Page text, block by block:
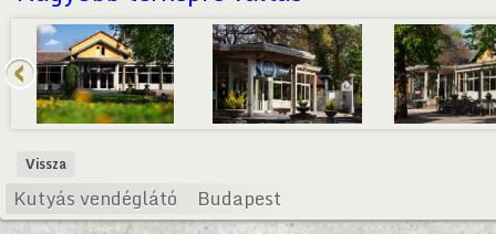
Vissza
Kutyás vendéglátó Budapest